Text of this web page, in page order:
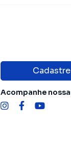
Acompanhe